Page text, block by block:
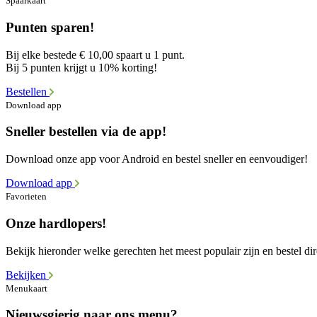
Punten sparen!
Bij elke bestede € 10,00 spaart u 1 punt.
Bij 5 punten krijgt u 10% korting!
Bestellen
Download app
Sneller bestellen via de app!
Download onze app voor Android en bestel sneller en eenvoudiger!
Download app
Favorieten
Onze hardlopers!
Bekijk hieronder welke gerechten het meest populair zijn en bestel
Bekijken
Menukaart